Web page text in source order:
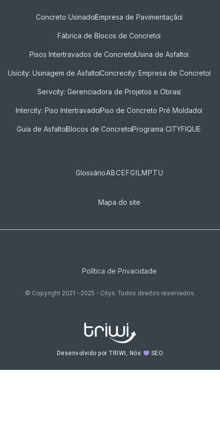
Concreto UsinadoEmpresa de Pavimentação
Fábrica de Blocos de Concreto
Pisos Intertravados de Concreto​Usina de Asfalto
Usicity: Usinagem de AsfaltoConcrecity: Empresa de Concreto
Servcity: Gerenciadora de Projetos e Obras
Intercity: Piso IntertravadoPiso de Concreto Pré Moldado
Guia de AsfaltoBlocos de ConcretoPrograma CITYFIQUE
GlossárioABCEFGILMPTU
Mapa do site
Política de Privacidade
© Copyright 2021 - 2025 - Citys. Todos direitos reservados.
Desenvolvido por TRIWI, Nós SEO